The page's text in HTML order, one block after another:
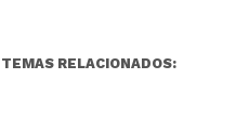
TEMAS RELACIONADOS: